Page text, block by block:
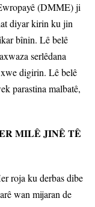
(DMME) ji
diyar kirin ku jin
bînin. Lê belê
serlêdana
xwe digirin. Lê belê
parastina malbatê,
MILÊ JINÊ TÊ
roja ku derbas dibe
wan mijaran de